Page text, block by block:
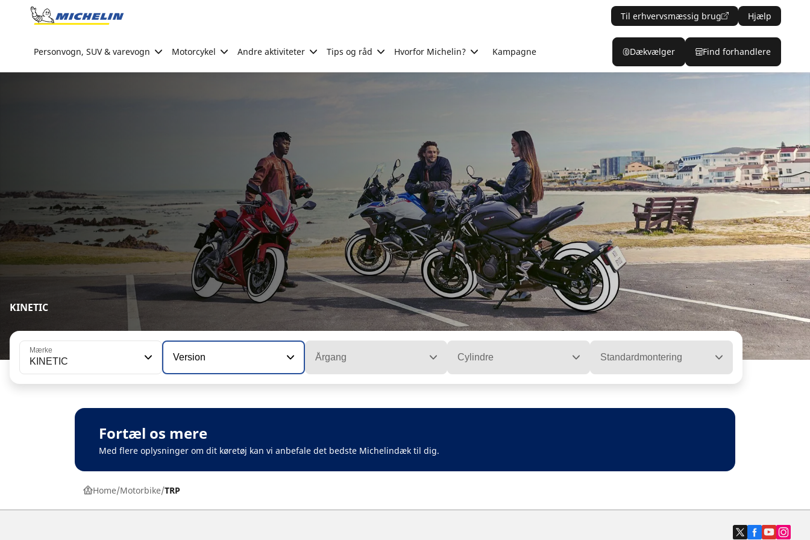
Go to page content
Til erhvervsmæssig brug Hjælp
Personvogn, SUV & varevogn Motorcykel Andre aktiviteter Tips og råd Hvorfor Michelin? Kampagne Dækvælger Find forhandlere
KINETIC
Mærke
KINETIC Version Årgang Cylindre Standardmontering
Fortæl os mere
Med flere oplysninger om dit køretøj kan vi anbefale det bedste Michelindæk til dig.
Home Motorbike TRP